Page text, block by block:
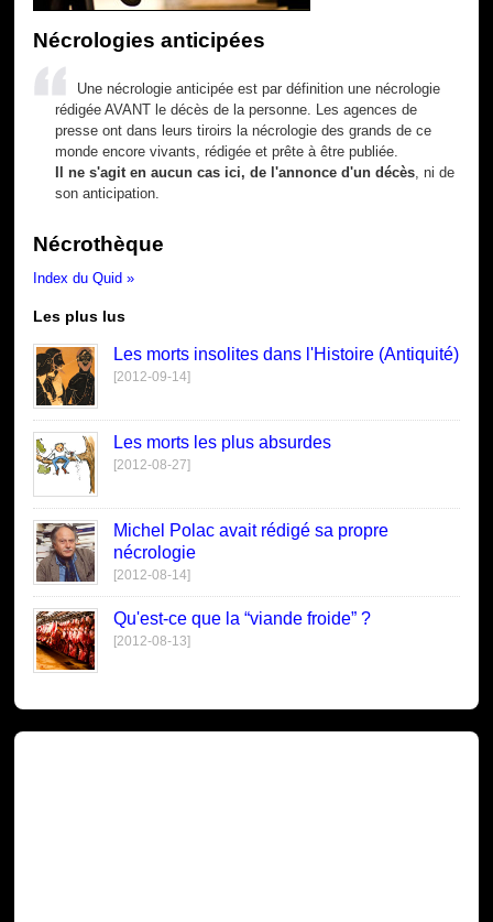
Nécrologies anticipées
Une nécrologie anticipée est par définition une nécrologie
rédigée AVANT le décès de la personne. Les agences de
presse ont dans leurs tiroirs la nécrologie des grands de ce
monde encore vivants, rédigée et prête à être publiée.
Il ne s'agit en aucun cas ici, de l'annonce d'un décès , ni de
son anticipation.
Nécrothèque
Index du Quid »
Les plus lus
Les morts insolites dans l'Histoire (Antiquité)
[2012-09-14]
Les morts les plus absurdes
[2012-08-27]
Michel Polac avait rédigé sa propre
nécrologie
[2012-08-14]
Qu'est-ce que la “viande froide” ?
[2012-08-13]